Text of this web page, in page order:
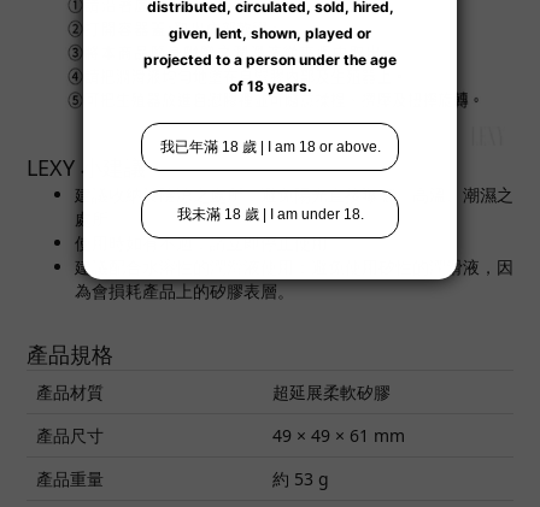
LEXY 小建議
建議收納於陰涼之處所，避免陽光直接曝曬、高溫、潮濕之
處所。
使用時如有不適，請立即停止使用。
建議配合水溶性的潤滑液使用；避免使用矽性的潤滑液，因
為會損耗產品上的矽膠表層。
產品規格
產品材質
超延展柔軟矽膠
產品尺寸
49 × 49 × 61 mm
產品重量
約 53 g